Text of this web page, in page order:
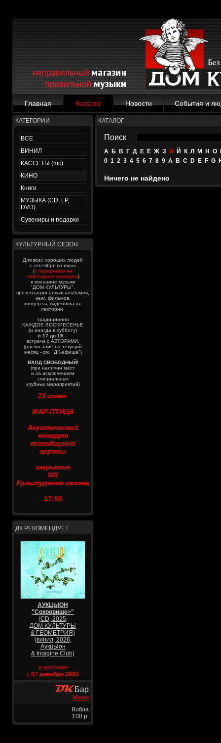
Главная Каталог Новости События и
КАТЕГОРИИ
ВСЕ
ВИНИЛ
КАССЕТЫ (mc)
КИНО
Книги
МУЗЫКА (CD, LP,
DVD)
Сувениры и подарки
КУЛЬТУРНЫЙ СЕЗОН
Для всех хороших людей
с сентября по июнь
(с перерывом на
новогодние каникулы)
в магазине музыки
"ДОМ КУЛЬТУРЫ",
презентации новых альбомов,
книг, фильмов,
концерты, видеопоказы,
лектории.
традиционно
КАЖДОЕ ВОСКРЕСЕНЬЕ
(и иногда в субботу)
с 17 до 19 -
встречи с АВТОРАМИ.
(расписание на текущий
месяц - см. "ДК-афиша")
ВХОД СВОБОДНЫЙ!
(при наличии мест
и за исключением
специальных
клубных мероприятий)
21 июня
ЖАР-ПТИЦА
Акустический
концерт
легендарной
группы
закрытие
XIX
Культурного сезона
17:00
ДК РЕКОМЕНДУЕТ
АУКЦЫОН
"Сокровище>"
(CD, 2025,
ДОМ КУЛЬТУРЫ
& ГЕОМЕТРИЯ)
(винил, 2026,
АукцЫон
& Imagine Club)
в продаже
с 07 декабря 2025
Бар
Меню
Вобла
100 р.
КАТАЛОГ
Поиск
А Б В Г Д Е Ё Ж З И Й К Л М Н О
0 1 2 3 4 5 6 7 8 9 A B C D E F G
Ничего не найдено